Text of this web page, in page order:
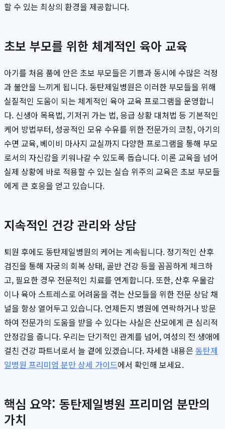
할 수 있는 최상의 환경을 제공합니다.
초보 부모를 위한 체계적인 육아 교육
아기를 처음 품에 안은 초보 부모들은 기쁨과 동시에 수많은 걱정
과 불안을 느끼게 됩니다. 동탄제일병원은 이러한 부모들을 위해
실질적인 도움이 되는 체계적인 육아 교육 프로그램을 운영합니
다. 신생아 목욕법, 기저귀 가는 법, 응급 상황 대처법 등 기본적인
케어 방법부터, 성공적인 모유 수유를 위한 전문가의 코칭, 아기의
수면 교육, 베이비 마사지 교실까지 다양한 프로그램을 통해 부모
로서의 자신감을 키워나갈 수 있도록 돕습니다. 이론 교육을 넘어
실제 상황에 바로 적용할 수 있는 실습 위주의 교육은 초보 부모들
에게 큰 호응을 얻고 있습니다.
지속적인 건강 관리와 상담
퇴원 후에도 동탄제일병원의 케어는 계속됩니다. 정기적인 산후
검진을 통해 자궁의 회복 상태, 골반 건강 등을 꼼꼼하게 체크하
고, 필요한 경우 전문적인 치료를 연계합니다. 또한, 산후 우울감
이나 육아 스트레스로 어려움을 겪는 산모들을 위한 전문 상담 채
널을 항상 열어두고 있습니다. 언제든지 병원에 연락하거나 방문
하여 전문가의 도움을 받을 수 있다는 사실은 산모에게 큰 심리적
안정감을 줍니다. 우리는 단기적인 관계를 넘어, 여성의 전 생애에
걸친 건강 파트너로서 늘 곁에 있겠습니다. 자세한 내용은 동탄제
일병원 프리미엄 분만 상세 가이드에서 확인해 보세요.
핵심 요약: 동탄제일병원 프리미엄 분만의
가치